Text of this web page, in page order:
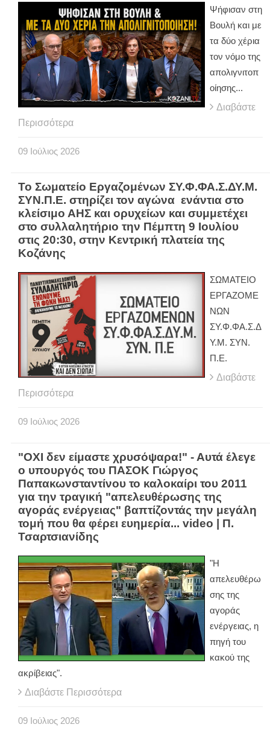
Ψήφισαν στη
Βουλή και με
τα δύο χέρια
τον νόμο της
απολιγνιτοπ
οίησης...
Διαβάστε
Περισσότερα
09 Ιούλιος 2026
Το Σωματείο Εργαζομένων ΣΥ.Φ.ΦΑ.Σ.ΔΥ.Μ.
ΣΥΝ.Π.Ε. στηρίζει τον αγώνα ενάντια στο
κλείσιμο ΑΗΣ και ορυχείων και συμμετέχει
στο συλλαλητήριο την Πέμπτη 9 Ιουλίου
στις 20:30, στην Κεντρική πλατεία της
Κοζάνης
ΣΩΜΑΤΕΙΟ
ΕΡΓΑΖΟΜΕ
ΝΩΝ
ΣΥ.Φ.ΦΑ.Σ.Δ
Υ.Μ. ΣΥΝ.
Π.Ε.
Διαβάστε
Περισσότερα
09 Ιούλιος 2026
"ΟΧΙ δεν είμαστε χρυσόψαρα!" - Αυτά έλεγε
ο υπουργός του ΠΑΣΟΚ Γιώργος
Παπακωνσταντίνου το καλοκαίρι του 2011
για την τραγική "απελευθέρωσης της
αγοράς ενέργειας" βαπτίζοντάς την μεγάλη
τομή που θα φέρει ευημερία... video | Π.
Τσαρτσιανίδης
"Η
απελευθέρω
σης της
αγοράς
ενέργειας, η
πηγή του
κακού της
ακρίβειας".
Διαβάστε Περισσότερα
09 Ιούλιος 2026